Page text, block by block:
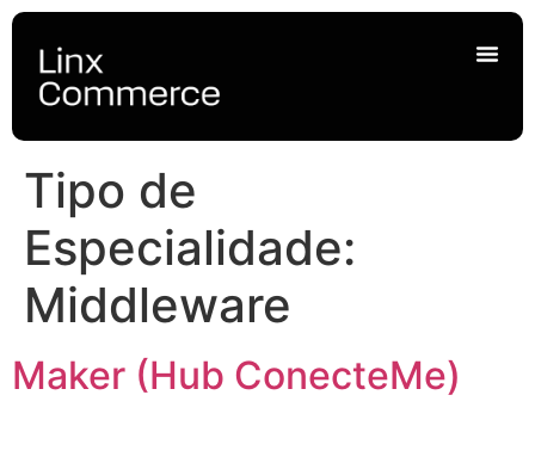
Tipo de
Especialidade:
Middleware
Maker (Hub ConecteMe)